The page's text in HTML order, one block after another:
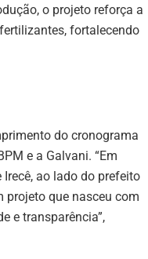
o projeto reforça a
fortalecendo
do cronograma
e a Galvani. “Em
ao lado do prefeito
projeto que nasceu com
e transparência”,